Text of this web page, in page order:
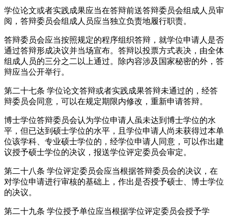
学位论文或者实践成果应当在答辩前送答辩委员会组成人员审
阅，答辩委员会组成人员应当独立负责地履行职责。
答辩委员会应当按照规定的程序组织答辩，就学位申请人是否
通过答辩形成决议并当场宣布。答辩以投票方式表决，由全体
组成人员的三分之二以上通过。除内容涉及国家秘密的外，答
辩应当公开举行。
第二十七条 学位论文答辩或者实践成果答辩未通过的，经答
辩委员会同意，可以在规定期限内修改，重新申请答辩。
博士学位答辩委员会认为学位申请人虽未达到博士学位的水
平，但已达到硕士学位的水平，且学位申请人尚未获得过本单
位该学科、专业硕士学位的，经学位申请人同意，可以作出建
议授予硕士学位的决议，报送学位评定委员会审定。
第二十八条 学位评定委员会应当根据答辩委员会的决议，在
对学位申请进行审核的基础上，作出是否授予硕士、博士学位
的决议。
第二十九条 学位授予单位应当根据学位评定委员会授予学